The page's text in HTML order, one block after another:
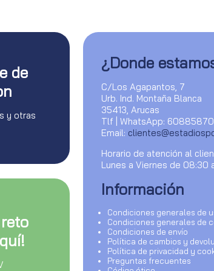
de
y otras
¿Donde
C/Los Agapantos, 7
Urb. Ind. Montaña Blanca
35413, Arucas
Tlf | WhatsApp:
Email:
Horario de atención al
Lunes a Viernes de 08:30
Información
Condiciones generales de
Condiciones generales de
Condiciones de envío
Política de cambios y
Política de privacidad y
Preguntas frecuentes